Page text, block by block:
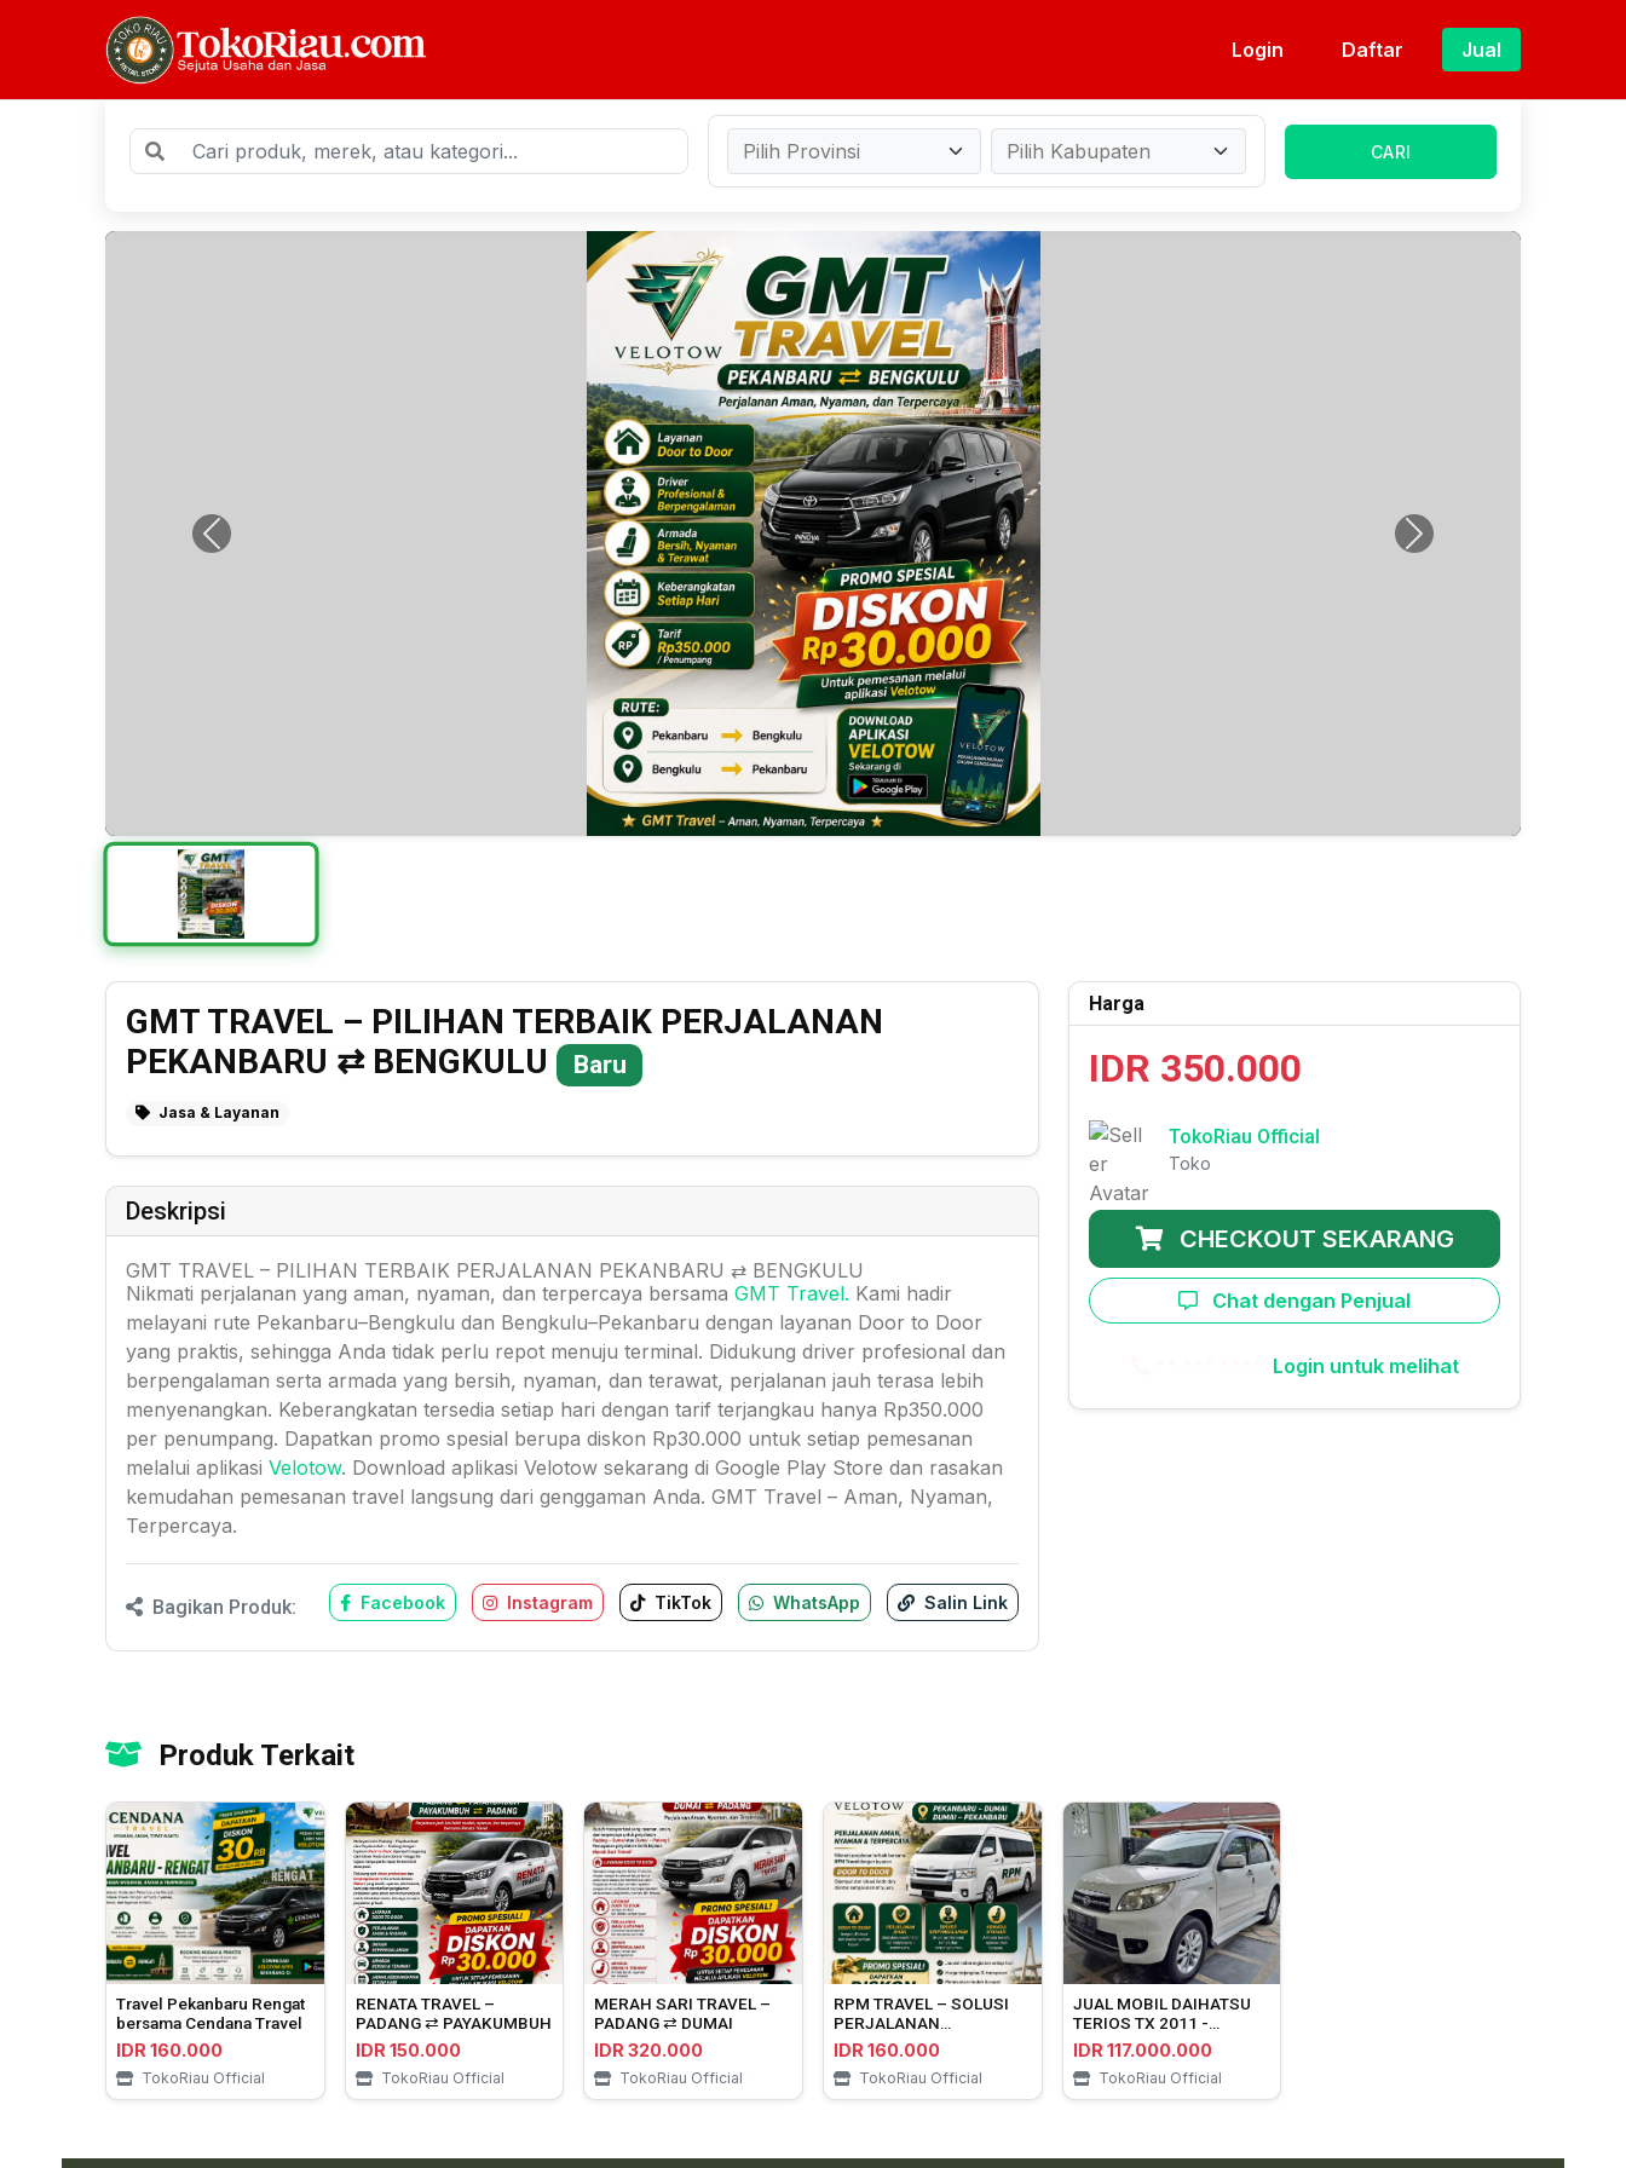
Login Daftar Jual
CARI
Previous Next
GMT TRAVEL – PILIHAN TERBAIK PERJALANAN
PEKANBARU ⇄ BENGKULU
Baru
Jasa & Layanan
Deskripsi
GMT TRAVEL – PILIHAN TERBAIK PERJALANAN PEKANBARU ⇄ BENGKULU
Nikmati perjalanan yang aman, nyaman, dan terpercaya bersama GMT Travel. Kami hadir
melayani rute Pekanbaru–Bengkulu dan Bengkulu–Pekanbaru dengan layanan Door to Door
yang praktis, sehingga Anda tidak perlu repot menuju terminal. Didukung driver profesional dan
berpengalaman serta armada yang bersih, nyaman, dan terawat, perjalanan jauh terasa lebih
menyenangkan. Keberangkatan tersedia setiap hari dengan tarif terjangkau hanya Rp350.000
per penumpang. Dapatkan promo spesial berupa diskon Rp30.000 untuk setiap pemesanan
melalui aplikasi Velotow. Download aplikasi Velotow sekarang di Google Play Store dan rasakan
kemudahan pemesanan travel langsung dari genggaman Anda. GMT Travel – Aman, Nyaman,
Terpercaya.
Bagikan Produk: Facebook Instagram TikTok WhatsApp Salin Link
Harga
IDR 350.000
TokoRiau Official
Toko
CHECKOUT SEKARANG
Chat dengan Penjual
Login untuk melihat
Produk Terkait
Travel Pekanbaru Rengat
bersama Cendana Travel
IDR 160.000
TokoRiau Official
RENATA TRAVEL –
PADANG ⇄ PAYAKUMBUH
IDR 150.000
TokoRiau Official
MERAH SARI TRAVEL –
PADANG ⇄ DUMAI
IDR 320.000
TokoRiau Official
RPM TRAVEL – SOLUSI
PERJALANAN
PEKANBARU ⇄ DUMAI
IDR 160.000
TokoRiau Official
JUAL MOBIL DAIHATSU
TERIOS TX 2011 -
PEKANBARU
IDR 117.000.000
TokoRiau Official